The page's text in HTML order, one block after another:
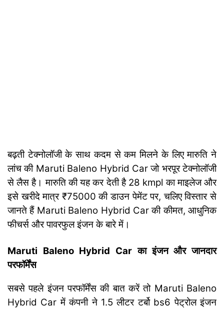
बढ़ती टेक्नोलॉजी के साथ कदम से कम मिलने के लिए मारुति ने
लांच की Maruti Baleno Hybrid Car जो भरपूर टेक्नोलॉजी
से लैस है। मारुति की यह कर देती है 28 kmpl का माइलेज और
इसे खरीदे मात्र ₹75000 की डाउन पेमेंट पर, चलिए विस्तार से
जानते हैं Maruti Baleno Hybrid Car की कीमत, आधुनिक
फीचर्स और पावरफुल इंजन के बारे में।
Maruti Baleno Hybrid Car का इंजन और जानदार
परफॉर्मेंस
सबसे पहले इंजन परफॉर्मेंस की बात करें तो Maruti Baleno
Hybrid Car में कंपनी ने 1.5 लीटर टर्बो bs6 पेट्रोल इंजन